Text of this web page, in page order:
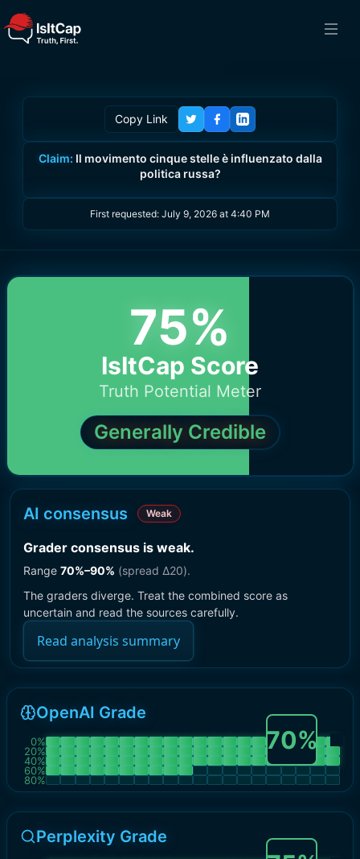
Copy Link
Claim: Il movimento cinque stelle è influenzato dalla
politica russa?
First requested: July 9, 2026 at 4:40 PM
75%
IsItCap Score
Truth Potential Meter
Generally Credible
AI consensus Weak
Grader consensus is weak.
Range 70%–90% (spread Δ20).
The graders diverge. Treat the combined score as
uncertain and read the sources carefully.
Read analysis summary
OpenAI Grade
0%
20%
40%
60%
80%
70%
Perplexity Grade